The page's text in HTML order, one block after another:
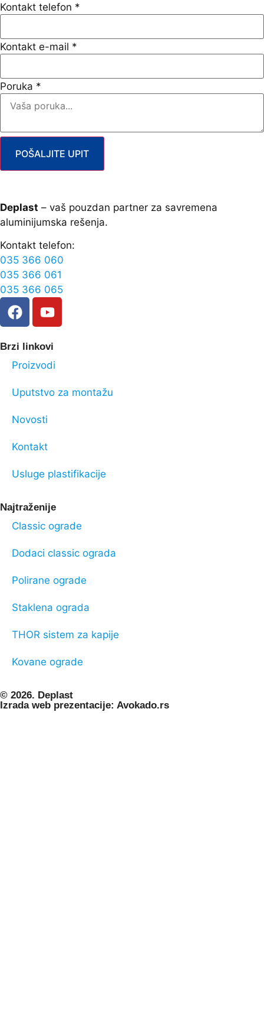
Kontakt telefon *
Kontakt e-mail *
Poruka *
POŠALJITE UPIT
Deplast – vaš pouzdan partner za savremena
aluminijumska rešenja.
Kontakt telefon:
035 366 060
035 366 061
035 366 065
Brzi linkovi
Proizvodi
Uputstvo za montažu
Novosti
Kontakt
Usluge plastifikacije
Najtraženije
Classic ograde
Dodaci classic ograda
Polirane ograde
Staklena ograda
THOR sistem za kapije
Kovane ograde
© 2026. Deplast
Izrada web prezentacije: Avokado.rs